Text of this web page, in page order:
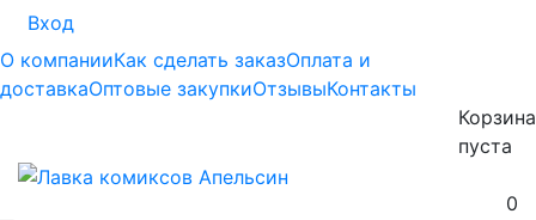
Вход
О компанииКак сделать заказОплата и
доставкаОптовые закупкиОтзывыКонтакты
Корзина
пуста
0